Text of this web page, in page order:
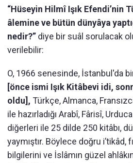
“Hüseyin Hilmî Işık Efendi’nin
âlemine ve bütün dünyâya
nedir?” diye bir suâl sorulacak
verilebilir:
O, 1966 senesinde, İstanbul'da
[önce ismi Işık Kitâbevi idi,
oldu], Türkçe, Almanca,
ile hazırladığı Arabî, Fârisî,
diğerleri ile 25 dilde 250 kitâbı,
yaymıştır. Böylece doğru i’tikâd,
bilgilerini ve İslâmın güzel